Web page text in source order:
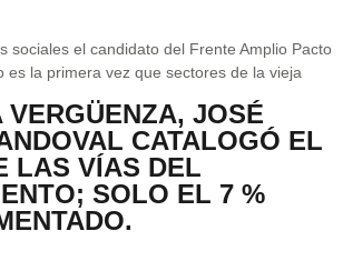
sociales el candidato del Frente Amplio Pacto
es la primera vez que sectores de la vieja
VERGÜENZA, JOSÉ
CATALOGÓ EL
LAS VÍAS DEL
SOLO EL 7 %